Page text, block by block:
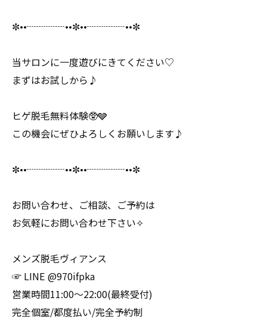
✼••┈┈┈┈••✼••┈┈┈┈••✼
当サロンに一度遊びにきてください♡
まずはお試しから♪
ヒゲ脱毛無料体験🥸🩶
この機会にぜひよろしくお願いします♪
✼••┈┈┈┈••✼••┈┈┈┈••✼
お問い合わせ、ご相談、ご予約は
お気軽にお問い合わせ下さい✧
メンズ脱毛ヴィアンス
☞ LINE @970ifpka
営業時間11:00〜22:00(最終受付)
完全個室/都度払い/完全予約制